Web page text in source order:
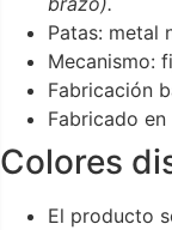
Patas: metal
Mecanismo:
Fabricación
Fabricado en
Colores
El producto